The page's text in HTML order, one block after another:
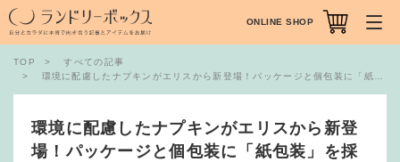
TOP
すべての記事
環境に配慮したナプキンがエリスから新登場！パッケージと個包装に「紙包装」を採用
環境に配慮したナプキンがエリスから新登
場！パッケージと個包装に「紙包装」を採
ONLINE SHOP